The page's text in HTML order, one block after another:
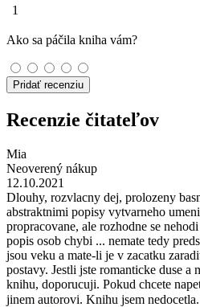
1
Ako sa páčila kniha vám?
Pridať recenziu
Recenzie čitateľov
Mia
Neoverený nákup
12.10.2021
Dlouhy, rozvlacny dej, prolozeny
abstraktnimi popisy vytvarneho
propracovane, ale rozhodne se
popis osob chybi ... nemate tedy
jsou veku a mate-li je v zacatku
postavy. Jestli jste romanticke duse a
knihu, doporucuji. Pokud chcete
jinem autorovi. Knihu jsem